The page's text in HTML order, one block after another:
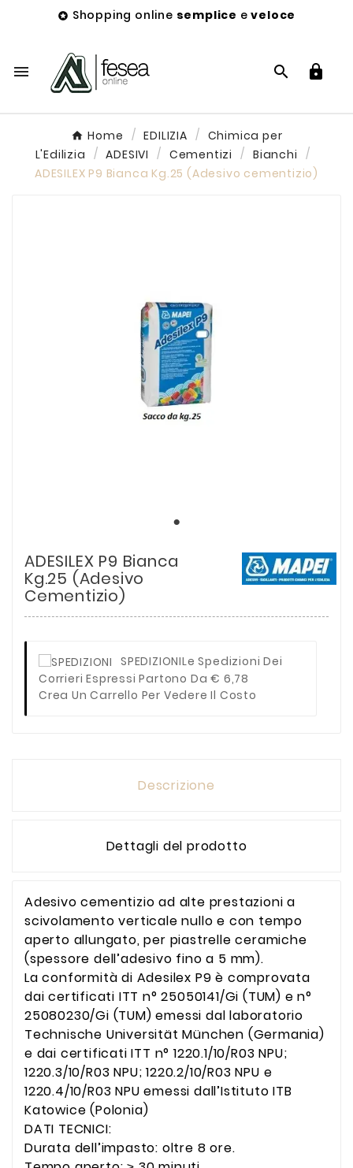
 Shopping online semplice eveloce
  
Home EDILIZIA
Chimica per
L'Edilizia
ADESIVI Cementizi
Bianchi
ADESILEX P9 Bianca Kg.25 (Adesivo cementizio)
ADESILEX P9 Bianca
Kg.25 (Adesivo
Cementizio)
SPEDIZIONILe Spedizioni Dei
Corrieri Espressi Partono Da € 6,78
Crea Un Carrello Per Vedere Il Costo
Descrizione
Dettagli del prodotto
Adesivo cementizio ad alte prestazioni a
scivolamento verticale nullo e con tempo
aperto allungato, per piastrelle ceramiche
(spessore dell’adesivo fino a 5 mm).
La conformità di Adesilex P9 è comprovata
dai certificati ITT n° 25050141/Gi (TUM) e n°
25080230/Gi (TUM) emessi dal laboratorio
Technische Universität München (Germania)
e dai certificati ITT n° 1220.1/10/R03 NPU;
1220.3/10/R03 NPU; 1220.2/10/R03 NPU e
1220.4/10/R03 NPU emessi dall’Istituto ITB
Katowice (Polonia)
DATI TECNICI:
Durata dell’impasto: oltre 8 ore.